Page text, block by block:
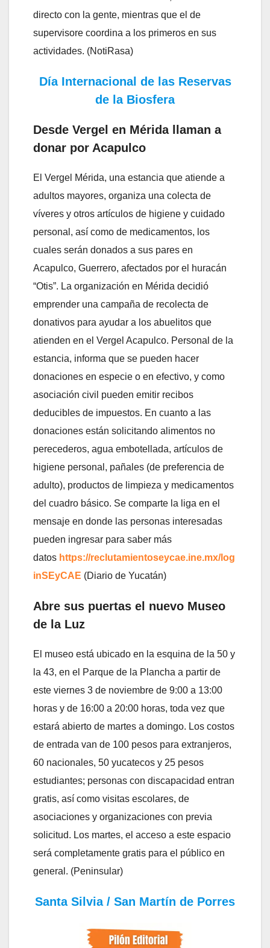
directo con la gente, mientras que el de
supervisore coordina a los primeros en sus
actividades. (NotiRasa)
Día Internacional de las Reservas
de la Biosfera
Desde Vergel en Mérida llaman a
donar por Acapulco
El Vergel Mérida, una estancia que atiende a
adultos mayores, organiza una colecta de
víveres y otros artículos de higiene y cuidado
personal, así como de medicamentos, los
cuales serán donados a sus pares en
Acapulco, Guerrero, afectados por el huracán
“Otis”. La organización en Mérida decidió
emprender una campaña de recolecta de
donativos para ayudar a los abuelitos que
atienden en el Vergel Acapulco. Personal de la
estancia, informa que se pueden hacer
donaciones en especie o en efectivo, y como
asociación civil pueden emitir recibos
deducibles de impuestos. En cuanto a las
donaciones están solicitando alimentos no
perecederos, agua embotellada, artículos de
higiene personal, pañales (de preferencia de
adulto), productos de limpieza y medicamentos
del cuadro básico. Se comparte la liga en el
mensaje en donde las personas interesadas
pueden ingresar para saber más
datos https://reclutamientoseycae.ine.mx/log
inSEyCAE (Diario de Yucatán)
Abre sus puertas el nuevo Museo
de la Luz
El museo está ubicado en la esquina de la 50 y
la 43, en el Parque de la Plancha a partir de
este viernes 3 de noviembre de 9:00 a 13:00
horas y de 16:00 a 20:00 horas, toda vez que
estará abierto de martes a domingo. Los costos
de entrada van de 100 pesos para extranjeros,
60 nacionales, 50 yucatecos y 25 pesos
estudiantes; personas con discapacidad entran
gratis, así como visitas escolares, de
asociaciones y organizaciones con previa
solicitud. Los martes, el acceso a este espacio
será completamente gratis para el público en
general. (Peninsular)
Santa Silvia / San Martín de Porres